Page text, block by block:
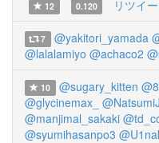
12
0.120 リツイ
7 @yakitori_yamada
@lalalamiyo @achaco2
10 @sugary_kitten
@glycinemax_
@manjimal_sakaki
@syumihasanpo3